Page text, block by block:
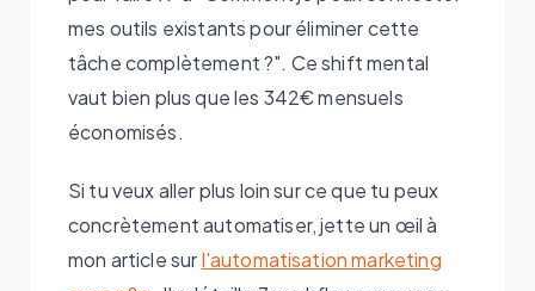
mes outils existants pour éliminer cette
tâche complètement ?". Ce shift mental
vaut bien plus que les 342€ mensuels
économisés.
Si tu veux aller plus loin sur ce que tu peux
concrètement automatiser, jette un œil à
mon article surl'automatisation marketing